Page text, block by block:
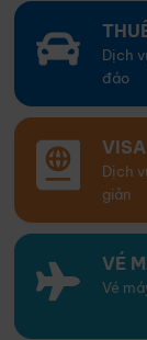
Dịch
đáo
VISA
Dịch
giản
VÉ
Vé